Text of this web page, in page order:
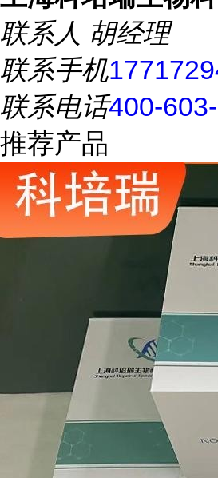
联系人 胡经理
联系手机
联系电话400-
推荐产品